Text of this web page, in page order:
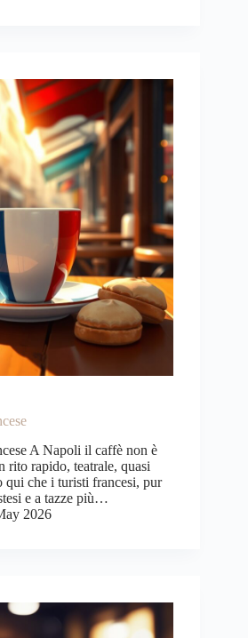
A Napoli il caffè non è
rito rapido, teatrale, quasi
qui che i turisti francesi, pur
e a tazze più…
2026